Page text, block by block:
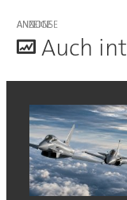
ANZEIGE
Auch